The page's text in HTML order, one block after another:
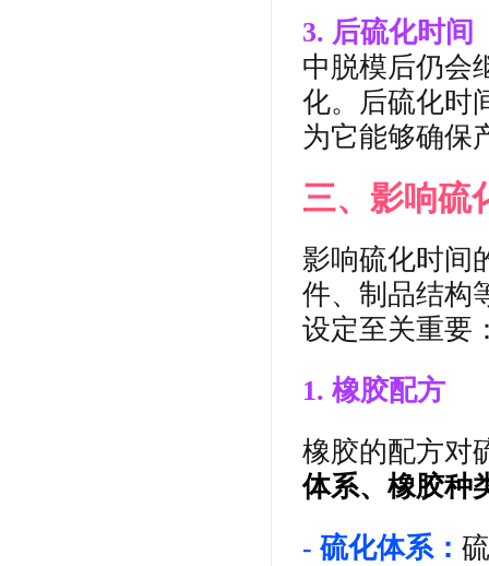
3. 后硫化时间
中脱模后仍会
化。后硫化时
为它能够确保
三、影响硫
影响硫化时间
件、制品结构
设定至关重要
1. 橡胶配方
橡胶的配方对
体系、橡胶种
- 硫化体系：